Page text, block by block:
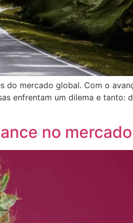
mercado global. Com o
enfrentam um dilema e tanto:
no